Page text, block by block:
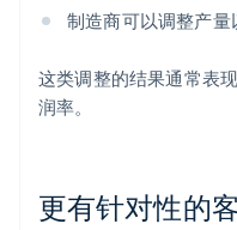
制造商可以调整产量
这类调整的结果通常表
润率。
更有针对性的